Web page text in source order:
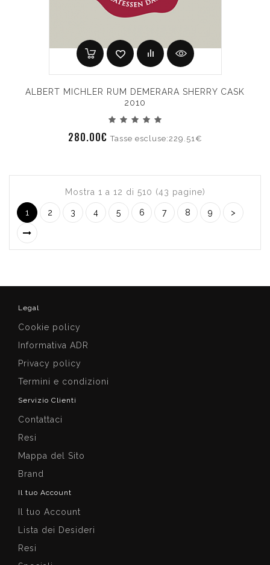
ALBERT MICHLER RUM DEMERARA SHERRY CASK
2010
280.00€Tasse escluse:229.51€
Mostra 1 a 12 di 510 (43 pagine)
1 2 3 4 5 6 7 8 9 >
Legal
Cookie policy
Informativa ADR
Privacy policy
Termini e condizioni
Servizio Clienti
Contattaci
Resi
Mappa del Sito
Brand
Il tuo Account
Il tuo Account
Lista dei Desideri
Resi